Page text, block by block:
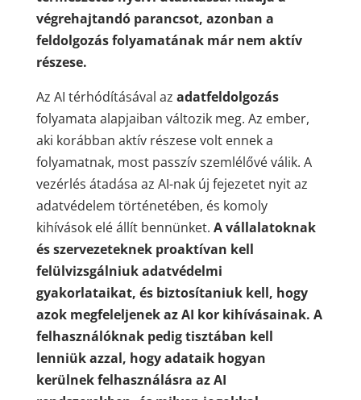
végrehajtandó parancsot, azonban a
feldolgozás folyamatának már nem aktív
részese.
Az AI térhódításával az adatfeldolgozás
folyamata alapjaiban változik meg. Az ember,
aki korábban aktív részese volt ennek a
folyamatnak, most passzív szemlélővé válik. A
vezérlés átadása az AI-nak új fejezetet nyit az
adatvédelem történetében, és komoly
kihívások elé állít bennünket. A vállalatoknak
és szervezeteknek proaktívan kell
felülvizsgálniuk adatvédelmi
gyakorlataikat, és biztosítaniuk kell, hogy
azok megfeleljenek az AI kor kihívásainak. A
felhasználóknak pedig tisztában kell
lenniük azzal, hogy adataik hogyan
kerülnek felhasználásra az AI